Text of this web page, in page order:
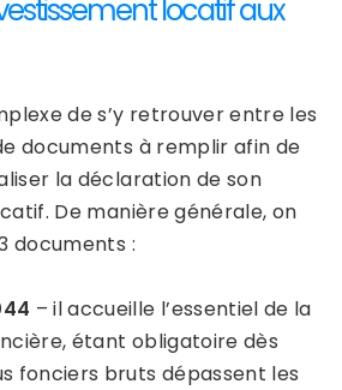
locatif aux
de s’y retrouver entre les
documents à remplir afin de
la déclaration de son
De manière générale, on
documents :
– il accueille l’essentiel de la
étant obligatoire dès
fonciers bruts dépassent les